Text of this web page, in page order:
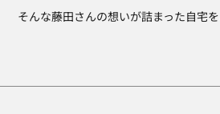
そんな藤田さんの想いが詰まった自宅を